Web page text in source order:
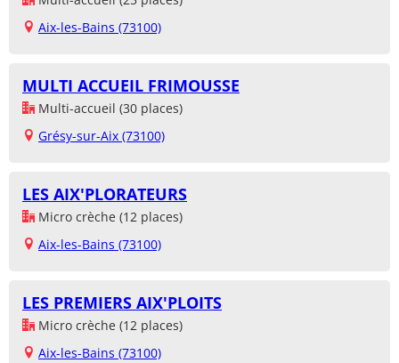
Aix-les-Bains (73100)
MULTI ACCUEIL FRIMOUSSE
Multi-accueil (30 places)
Grésy-sur-Aix (73100)
LES AIX'PLORATEURS
Micro crèche (12 places)
Aix-les-Bains (73100)
LES PREMIERS AIX'PLOITS
Micro crèche (12 places)
Aix-les-Bains (73100)